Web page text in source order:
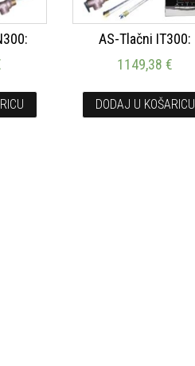
AS-Tlačni IT300:
1149,38€
DODAJ U KOŠARICU